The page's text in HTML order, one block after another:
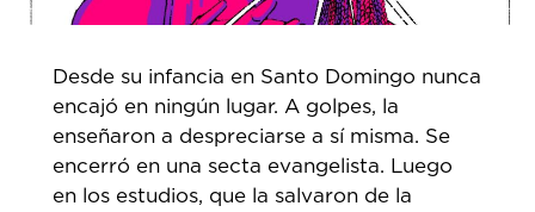
Desde su infancia en Santo Domingo nunca
encajó en ningún lugar. A golpes, la
enseñaron a despreciarse a sí misma. Se
encerró en una secta evangelista. Luego
en los estudios, que la salvaron de la